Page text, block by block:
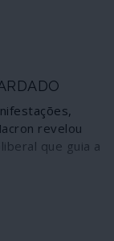
revelou
que guia a